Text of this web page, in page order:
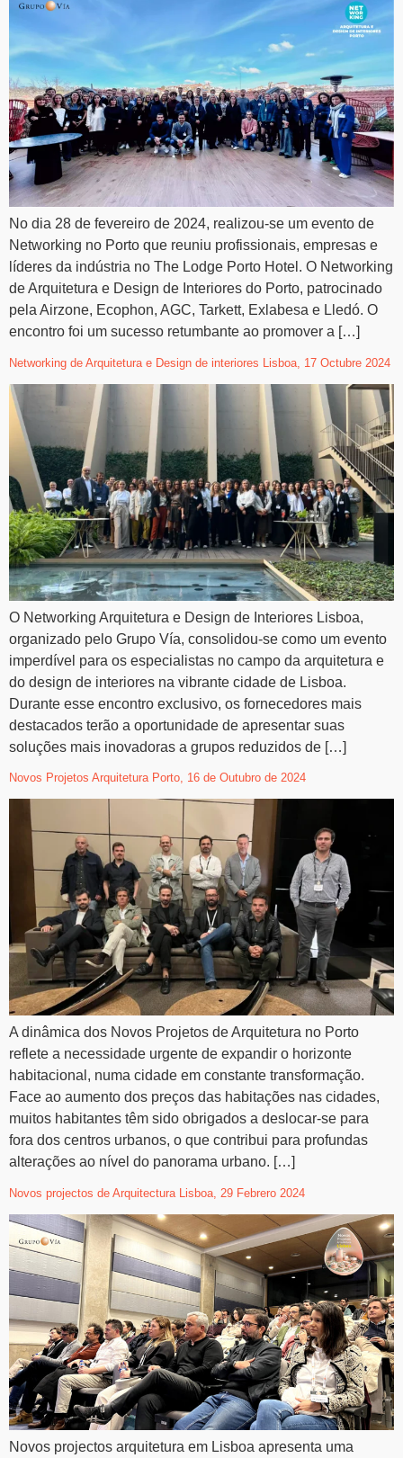
No dia 28 de fevereiro de 2024, realizou-se um evento de
Networking no Porto que reuniu profissionais, empresas e
líderes da indústria no The Lodge Porto Hotel. O Networking
de Arquitetura e Design de Interiores do Porto, patrocinado
pela Airzone, Ecophon, AGC, Tarkett, Exlabesa e Lledó. O
encontro foi um sucesso retumbante ao promover a […]
Networking de Arquitetura e Design de interiores Lisboa, 17 Octubre 2024
O Networking Arquitetura e Design de Interiores Lisboa,
organizado pelo Grupo Vía, consolidou-se como um evento
imperdível para os especialistas no campo da arquitetura e
do design de interiores na vibrante cidade de Lisboa.
Durante esse encontro exclusivo, os fornecedores mais
destacados terão a oportunidade de apresentar suas
soluções mais inovadoras a grupos reduzidos de […]
Novos Projetos Arquitetura Porto, 16 de Outubro de 2024
A dinâmica dos Novos Projetos de Arquitetura no Porto
reflete a necessidade urgente de expandir o horizonte
habitacional, numa cidade em constante transformação.
Face ao aumento dos preços das habitações nas cidades,
muitos habitantes têm sido obrigados a deslocar-se para
fora dos centros urbanos, o que contribui para profundas
alterações ao nível do panorama urbano. […]
Novos projectos de Arquitectura Lisboa, 29 Febrero 2024
Novos projectos arquitetura em Lisboa apresenta uma